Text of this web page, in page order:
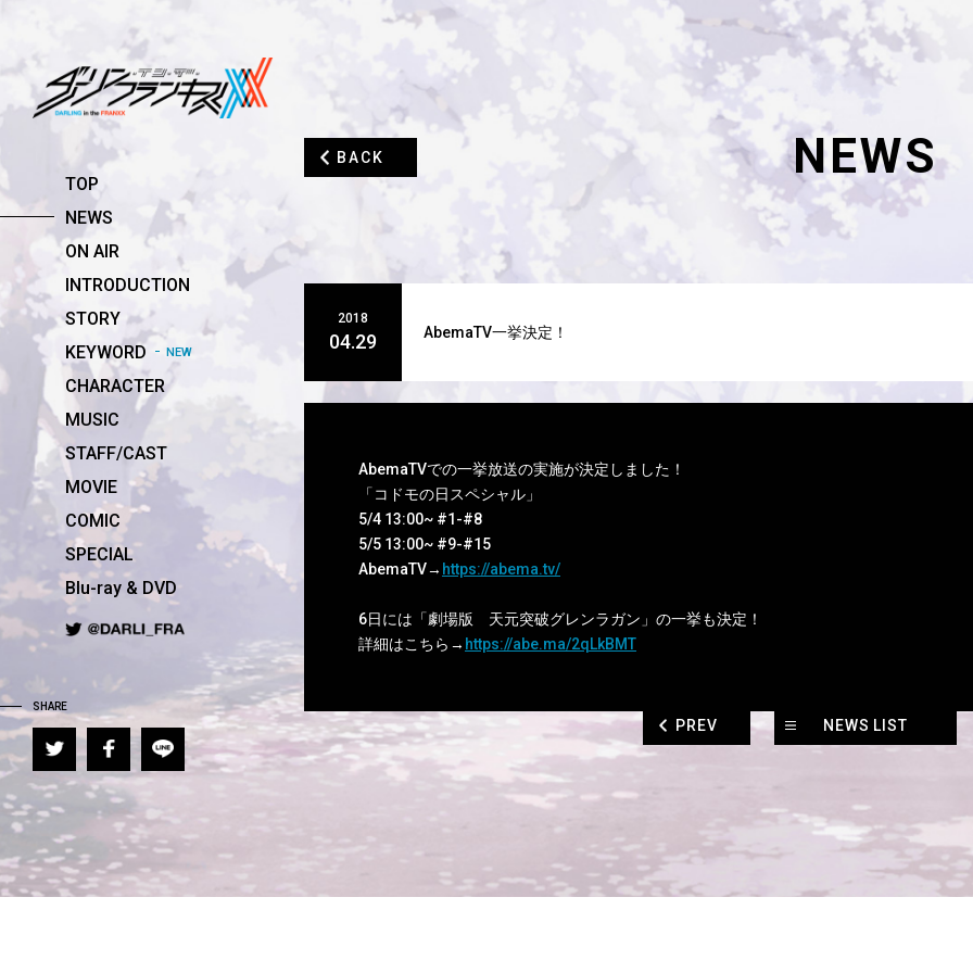
TOP
NEWS
ON AIR
INTRODUCTION
STORY
KEYWORD
NEW
CHARACTER
MUSIC
STAFF/CAST
MOVIE
COMIC
SPECIAL
Blu-ray & DVD
SHARE
NEWS
BACK
2018
04.29 AbemaTV一挙決定！
AbemaTVでの一挙放送の実施が決定しました！
「コドモの日スペシャル」
5/4 13:00~ #1-#8
5/5 13:00~ #9-#15
AbemaTV→ https://abema.tv/
6日には「劇場版 天元突破グレンラガン」の一挙も決定！
詳細はこちら→ https://abe.ma/2qLkBMT
PREV NEWS LIST